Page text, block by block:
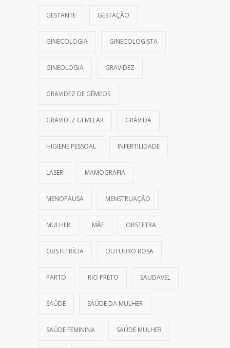
GESTANTE GESTAÇÃO
GINECOLOGIA GINECOLOGISTA
GINEOLOGIA GRAVIDEZ
GRAVIDEZ DE GÊMEOS
GRAVIDEZ GEMELAR GRÁVIDA
HIGIENE PESSOAL INFERTILIDADE
LASER MAMOGRAFIA
MENOPAUSA MENSTRUAÇÃO
MULHER MÃE OBSTETRA
OBSTETRÍCIA OUTUBRO ROSA
PARTO RIO PRETO SAUDAVEL
SAÚDE SAÚDE DA MULHER
SAÚDE FEMININA SAÚDE MULHER